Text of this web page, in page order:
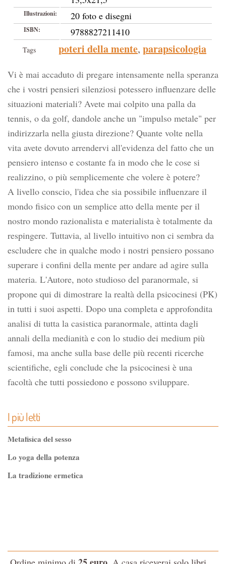
Illustrazioni: 20 foto e disegni
ISBN: 9788827211410
Tags poteri della mente, parapsicologia
Vi è mai accaduto di pregare intensamente nella speranza
che i vostri pensieri silenziosi potessero influenzare delle
situazioni materiali? Avete mai colpito una palla da
tennis, o da golf, dandole anche un "impulso metale" per
indirizzarla nella giusta direzione? Quante volte nella
vita avete dovuto arrendervi all'evidenza del fatto che un
pensiero intenso e costante fa in modo che le cose si
realizzino, o più semplicemente che volere è potere?
A livello conscio, l'idea che sia possibile influenzare il
mondo fisico con un semplice atto della mente per il
nostro mondo razionalista e materialista è totalmente da
respingere. Tuttavia, al livello intuitivo non ci sembra da
escludere che in qualche modo i nostri pensiero possano
superare i confini della mente per andare ad agire sulla
materia. L'Autore, noto studioso del paranormale, si
propone qui di dimostrare la realtà della psicocinesi (PK)
in tutti i suoi aspetti. Dopo una completa e approfondita
analisi di tutta la casistica paranormale, attinta dagli
annali della medianità e con lo studio dei medium più
famosi, ma anche sulla base delle più recenti ricerche
scientifiche, egli conclude che la psicocinesi è una
facoltà che tutti possiedono e possono sviluppare.
I più letti
Metafisica del sesso
Lo yoga della potenza
La tradizione ermetica